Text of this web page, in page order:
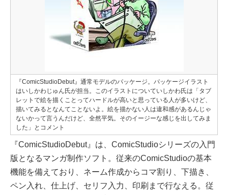
『ComicStudioDebut』通常モデルのパッケージ。パッケージイラスト
はいしかわじゅん氏が担当。このイラストについていしかわ氏は「タブ
レットで絵を描くことってハードルが高いと思っている人が多いけど、
描いてみるとなんてことないよ。絵を描かない人は違和感があるんじゃ
ないかって言うんだけど、全然平気。そのイージーな感じを出してみま
した」とコメント
『ComicStudioDebut』は、ComicStudioシリーズの入門
版となるマンガ制作ソフト。従来のComicStudioの基本
機能を備えており、ネーム作成からコマ割り、下描き、
ペン入れ、仕上げ、セリフ入力、印刷まで行なえる。従